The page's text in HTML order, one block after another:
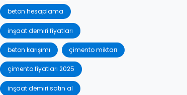
beton hesaplama
inşaat demiri fiyatları
beton karışımı çimento miktarı
çimento fiyatları 2025
inşaat demiri satın al